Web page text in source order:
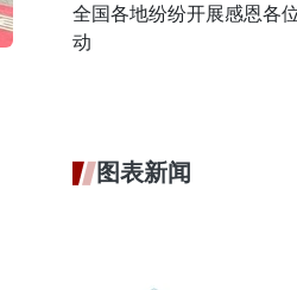
全国各地纷纷开展感恩各
动
图表新闻